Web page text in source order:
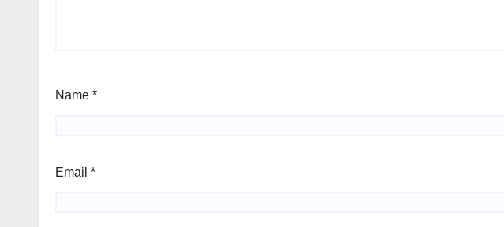
Name *
Email *